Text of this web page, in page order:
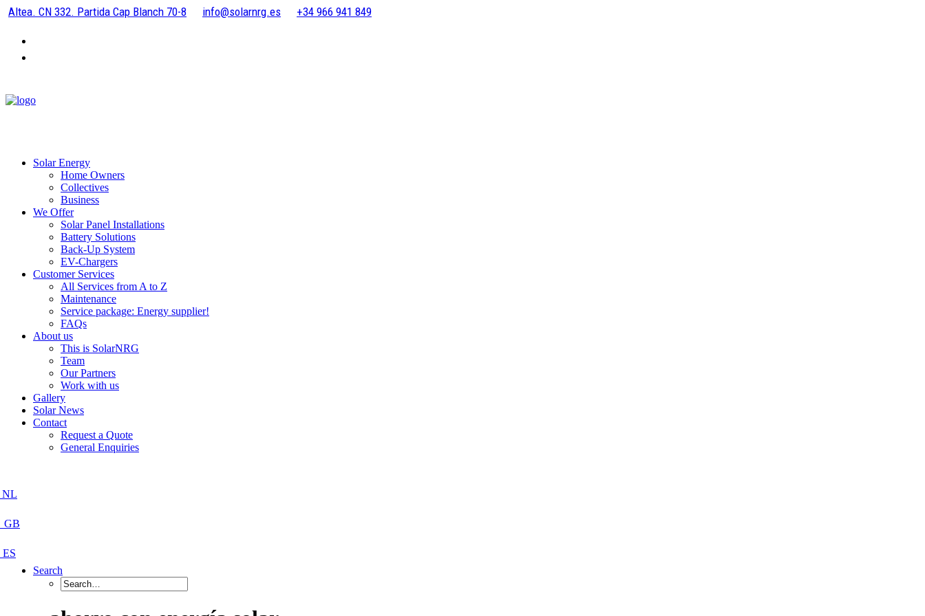
Altea. CN 332. Partida Cap Blanch 70-8 info@solarnrg.es +34 966 941 849
Solar Energy
Home Owners
Collectives
Business
We Offer
Solar Panel Installations
Battery Solutions
Back-Up System
EV-Chargers
Customer Services
All Services from A to Z
Maintenance
Service package: Energy supplier!
FAQs
About us
This is SolarNRG
Team
Our Partners
Work with us
Gallery
Solar News
Contact
Request a Quote
General Enquiries
Search